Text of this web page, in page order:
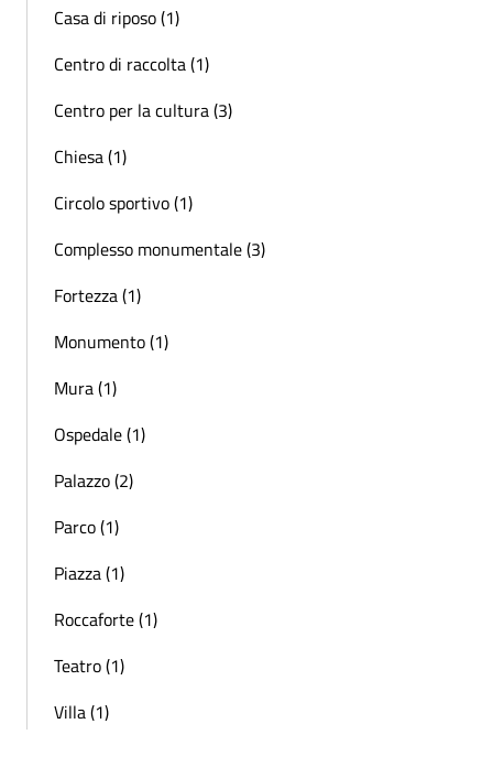
Casa di riposo (1)
Centro di raccolta (1)
Centro per la cultura (3)
Chiesa (1)
Circolo sportivo (1)
Complesso monumentale (3)
Fortezza (1)
Monumento (1)
Mura (1)
Ospedale (1)
Palazzo (2)
Parco (1)
Piazza (1)
Roccaforte (1)
Teatro (1)
Villa (1)